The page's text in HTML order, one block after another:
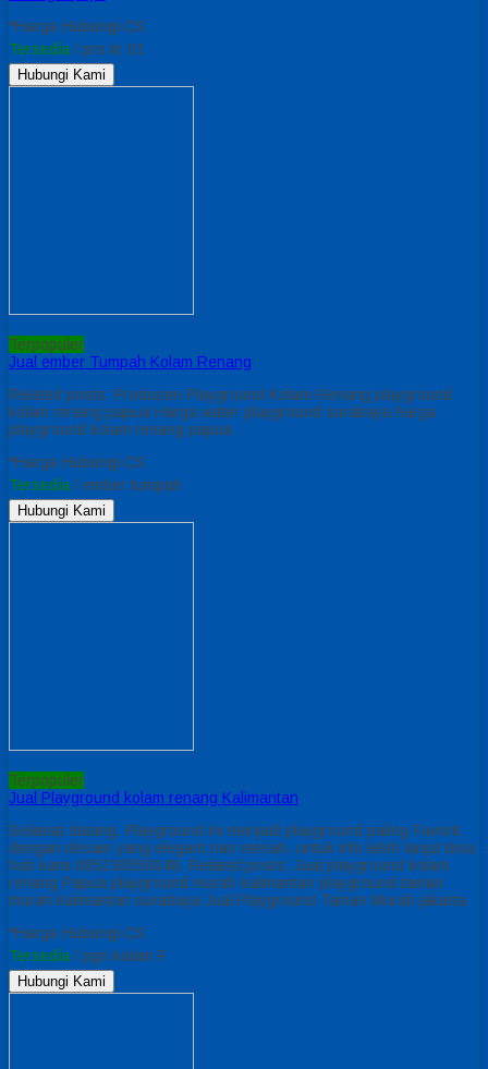
*Harga Hubungi CS
Tersedia / prs kr 01
Hubungi Kami
Terpopuler
Jual ember Tumpah Kolam Renang
Related posts: Produsen Playground Kolam Renang playground
kolam renang papua Harga water playground surabaya harga
playground kolam renang papua
*Harga Hubungi CS
Tersedia / ember tumpah
Hubungi Kami
Terpopuler
Jual Playground kolam renang Kalimantan
Selamat datang. Playground ini menjadi playground paling Favorit.
dengan desain yang elegant nan meriah. untuk info lebih lanjut bisa
hub kami 085230550048. Related posts: Jual playground kolam
renang Papua playground murah kalimantan playground taman
murah kalimantan surabaya Jual Playground Taman Murah jakarta
*Harga Hubungi CS
Tersedia / pgn kolam F
Hubungi Kami